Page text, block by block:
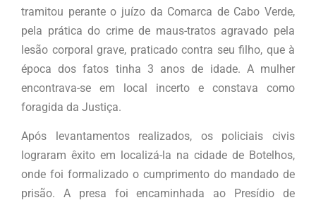
tramitou perante o juízo da Comarca de Cabo Verde,
pela prática do crime de maus-tratos agravado pela
lesão corporal grave, praticado contra seu filho, que à
época dos fatos tinha 3 anos de idade. A mulher
encontrava-se em local incerto e constava como
foragida da Justiça.
Após levantamentos realizados, os policiais civis
lograram êxito em localizá-la na cidade de Botelhos,
onde foi formalizado o cumprimento do mandado de
prisão. A presa foi encaminhada ao Presídio de